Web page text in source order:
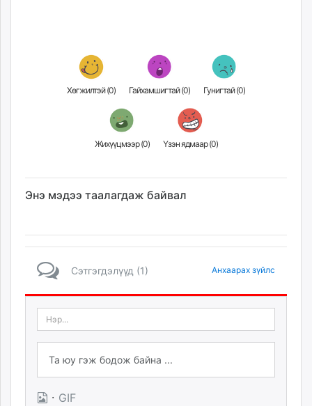
Хөгжилтэй (0) Гайхамшигтай (0) Гунигтай (0)
Жихүүцмээр (0) Үзэн ядмаар (0)
Энэ мэдээ таалагдаж байвал
Сэтгэгдэлүүд (1) Анхаарах зүйлс
· GIF